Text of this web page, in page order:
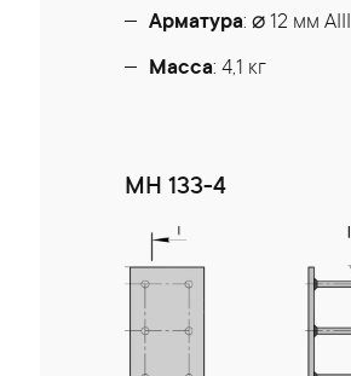
Арматура: ⌀ 12 мм АIII
Масса: 4,1 кг
МН 133-4